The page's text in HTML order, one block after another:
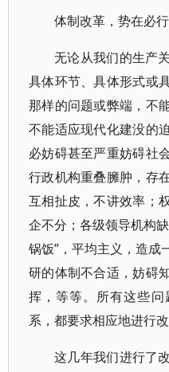
体制改革，势在必行
无论从我们的生产
具体环节、具体形式或
那样的问题或弊端，不
不能适应现代化建没的
必妨碍甚至严重妨碍社
行政机构重叠臃肿，存
互相扯皮，不讲效率；
企不分；各级领导机构
锅饭”，平均主义，造成
研的体制不合适，妨碍
挥，等等。所有这些
系，都要求相应地进行改
这几年我们进行了